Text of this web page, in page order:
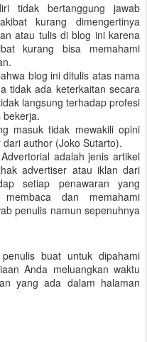
tidak bertanggung jawab
kurang dimengertinya
atau tulis di blog ini karena
kurang bisa memahami
blog ini ditulis atas nama
tidak ada keterkaitan secara
langsung terhadap profesi
masuk tidak mewakili opini
author (Joko Sutarto).
adalah jenis artikel
advertiser atau iklan dari
setiap penawaran yang
dan memahami
penulis namun sepenuhnya
buat untuk dipahami
Anda meluangkan waktu
yang ada dalam halaman